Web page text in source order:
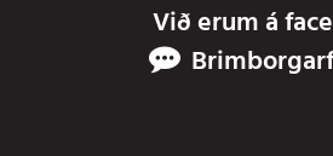
Við erum á